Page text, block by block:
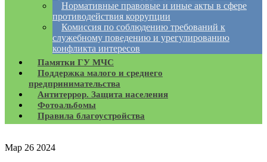
Нормативные правовые и иные акты в сфере
противодействия коррупции
Комиссия по соблюдению требований к
служебному поведению и урегулированию
конфликта интересов
Памятки ГУ МЧС
Поддержка малого и среднего
предпринимательства
Антитеррор. Защита населения
Фотоальбомы
Правила благоустройства
Мар 26 2024